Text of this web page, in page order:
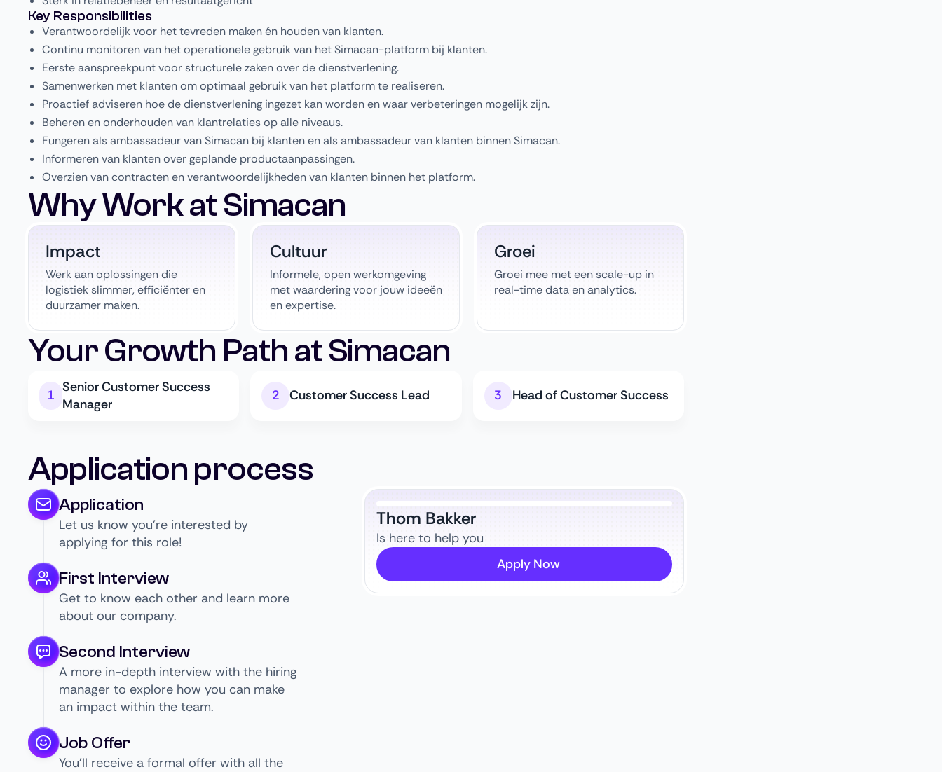
Key Responsibilities
Verantwoordelijk voor het tevreden maken én houden van klanten.
Continu monitoren van het operationele gebruik van het Simacan-platform bij klanten.
Eerste aanspreekpunt voor structurele zaken over de dienstverlening.
Samenwerken met klanten om optimaal gebruik van het platform te realiseren.
Proactief adviseren hoe de dienstverlening ingezet kan worden en waar verbeteringen mogelijk zijn.
Beheren en onderhouden van klantrelaties op alle niveaus.
Fungeren als ambassadeur van Simacan bij klanten en als ambassadeur van klanten binnen Simacan.
Informeren van klanten over geplande productaanpassingen.
Overzien van contracten en verantwoordelijkheden van klanten binnen het platform.
Why Work at Simacan
Impact
Werk aan oplossingen die
logistiek slimmer, efficiënter en
duurzamer maken.
Cultuur
Informele, open werkomgeving
met waardering voor jouw ideeën
en expertise.
Groei
Groei mee met een scale-up in
real-time data en analytics.
Your Growth Path at Simacan
Senior Customer Success
Manager
Customer Success Lead Head of Customer Success
Application process
Application
Let us know you’re interested by
applying for this role!
First Interview
Get to know each other and learn more
about our company.
Second Interview
A more in-depth interview with the hiring
manager to explore how you can make
an impact within the team.
Job Offer
You’ll receive a formal offer with all the
Thom Bakker
Is here to help you
Apply Now